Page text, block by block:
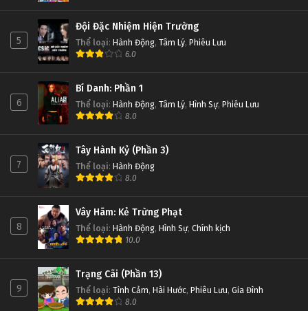
5
Đội Đặc Nhiệm Hiện Trường
Thể loại: Hành Động, Tâm Lý, Phiêu Lưu
6.0
6
Bí Danh: Phần 1
Thể loại: Hành Động, Tâm Lý, Hình Sự, Phiêu Lưu
8.0
7
Tây Hành Kỷ (Phần 3)
Thể loại: Hành Động
8.0
8
Vây Hãm: Kẻ Trừng Phạt
Thể loại: Hành Động, Hình Sự, Chính kịch
10.0
9
Trạng Cãi (Phần 13)
Thể loại: Tình Cảm, Hài Hước, Phiêu Lưu, Gia Đình
8.0